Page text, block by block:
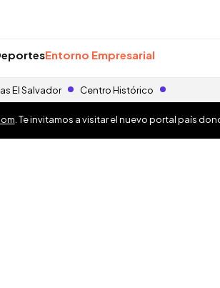
Entorno Empresarial
El Salvador Centro Histórico
. Te invitamos a visitar el nuevo portal país